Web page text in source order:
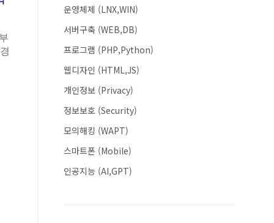
운영체제 (LNX,WIN)
서버구축 (WEB,DB)
프로그램 (PHP,Python)
웹디자인 (HTML,JS)
개인정보 (Privacy)
정보보호 (Security)
모의해킹 (WAPT)
스마트폰 (Mobile)
인공지능 (AI,GPT)